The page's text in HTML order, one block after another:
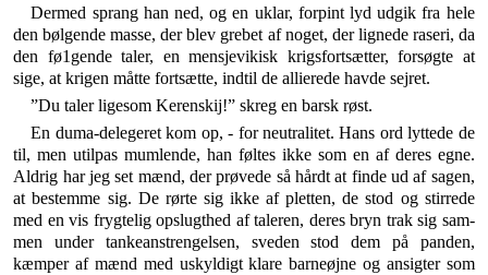
Dermed sprang han ned, og en uklar, forpint lyd udgik fra hele
den bølgende masse, der blev grebet af noget, der lignede raseri, da
den fø1gende taler, en mensjevikisk krigsfortsætter, forsøgte at
sige, at krigen måtte fortsætte, indtil de allierede havde sejret.
”Du taler ligesom Kerenskij!” skreg en barsk røst.
En duma-delegeret kom op, - for neutralitet. Hans ord lyttede de
til, men utilpas mumlende, han føltes ikke som en af deres egne.
Aldrig har jeg set mænd, der prøvede så hårdt at finde ud af sagen,
at bestemme sig. De rørte sig ikke af pletten, de stod og stirrede
med en vis frygtelig opslugthed af taleren, deres bryn trak sig sam­
men under tankeanstrengelsen, sveden stod dem på panden,
kæmper af mænd med uskyldigt klare barneøjne og ansigter som